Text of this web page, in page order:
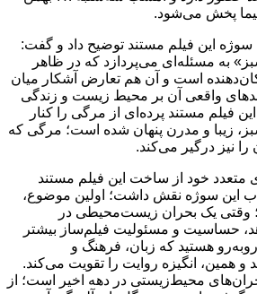
سوژه این فیلم مستند توضیح داد و گفت:
به مسئله‌ای می‌پردازد که در ظاهر
است و آن هم تعارض آشکار میان
واقعی آن بر محیط زیست و زندگی
فیلم مستند پرده‌ای از مرگی را کنار
زیبا و مدرن پنهان شده است؛ مرگی که
را نیز درگیر می‌کند.
متعدد خود از ساخت این فیلم مستند
این سوژه نقش داشت؛ اولین موضوع،
وقتی یک بحران زیست‌محیطی در
حساسیت و مسئولیت فیلم‌ساز بیشتر
هستید که زبان، فرهنگ و
همین، انگیزه روایت را تقویت می‌کند.
محیط‌زیستی در دهه اخیر است؛ از